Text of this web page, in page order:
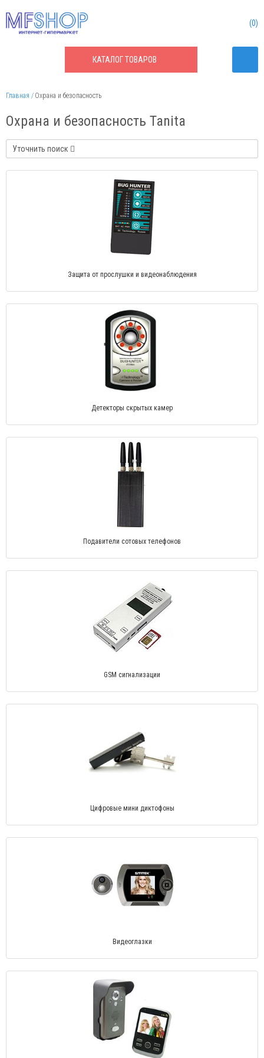
КАТАЛОГТОВАРОВ
0
Главная Охрана и безопасность
Охрана и безопасность Tanita
Уточнить поиск
Защита от прослушки и видеонаблюдения
Детекторы скрытых камер
Подавители сотовых телефонов
GSM сигнализации
Цифровые мини диктофоны
Видеоглазки